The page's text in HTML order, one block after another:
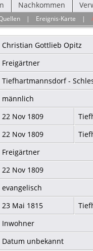
Nachkommen
| Ereignis-Karte |
Christian Gottlieb Opitz
Freigärtner
Tiefhartmannsdorf -
männlich
22 Nov 1809
22 Nov 1809
Freigärtner
22 Nov 1809
evangelisch
23 Mai 1815
Inwohner
Datum unbekannt